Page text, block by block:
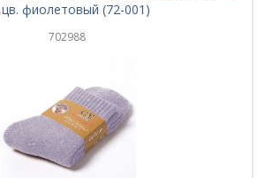
фиолетовый (72-001)
702988